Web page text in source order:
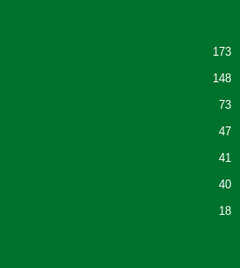
173
148
73
47
41
40
18